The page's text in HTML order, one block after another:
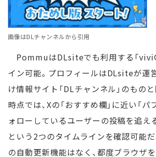
画像はDLチャンネルから引用
PommuはDLsiteでも利用する「
イン可能。プロフィールはDLsiteが運
け情報サイト「DLチャンネル」のもの
時点では、Xの「おすすめ欄」に近い「パ
ォローしているユーザーの投稿を追え
という2つのタイムラインを確認可能
の自動更新機能はなく、都度ブラウザ